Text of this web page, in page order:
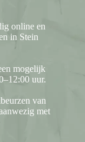
online en
in Stein
mogelijk
uur.
van
met